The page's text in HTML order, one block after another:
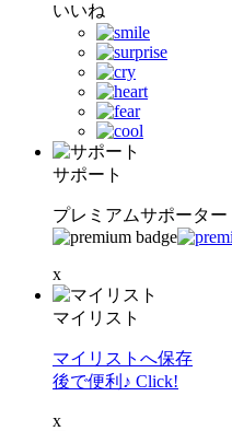
いいね
サポート
プレミアムサポーター
x
マイリスト
マイリストへ保存
後で便利♪ Click!
x